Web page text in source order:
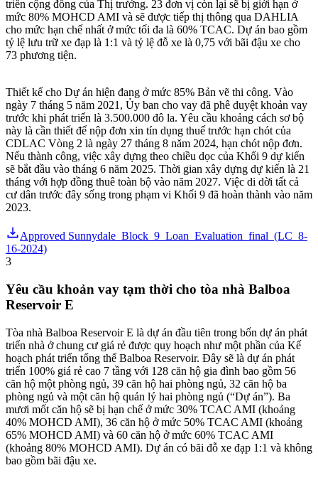
triển cộng đồng của Thị trưởng. 23 đơn vị còn lại sẽ bị giới hạn ở
mức 80% MOHCD AMI và sẽ được tiếp thị thông qua DAHLIA
cho mức hạn chế nhất ở mức tối đa là 60% TCAC. Dự án bao gồm
tỷ lệ lưu trữ xe đạp là 1:1 và tỷ lệ đỗ xe là 0,75 với bãi đậu xe cho
73 phương tiện.
Thiết kế cho Dự án hiện đang ở mức 85% Bản vẽ thi công. Vào
ngày 7 tháng 5 năm 2021, Ủy ban cho vay đã phê duyệt khoản vay
trước khi phát triển là 3.500.000 đô la. Yêu cầu khoảng cách sơ bộ
này là cần thiết để nộp đơn xin tín dụng thuế trước hạn chót của
CDLAC Vòng 2 là ngày 27 tháng 8 năm 2024, hạn chót nộp đơn.
Nếu thành công, việc xây dựng theo chiều dọc của Khối 9 dự kiến
sẽ bắt đầu vào tháng 6 năm 2025. Thời gian xây dựng dự kiến là 21
tháng với hợp đồng thuê toàn bộ vào năm 2027. Việc di dời tất cả
cư dân trước đây sống trong phạm vi Khối 9 đã hoàn thành vào năm
2023.
Approved Sunnydale_Block_9_Loan_Evaluation_final_(LC_8-
16-2024)
3
Yêu cầu khoản vay tạm thời cho tòa nhà Balboa
Reservoir E
Tòa nhà Balboa Reservoir E là dự án đầu tiên trong bốn dự án phát
triển nhà ở chung cư giá rẻ được quy hoạch như một phần của Kế
hoạch phát triển tổng thể Balboa Reservoir. Đây sẽ là dự án phát
triển 100% giá rẻ cao 7 tầng với 128 căn hộ gia đình bao gồm 56
căn hộ một phòng ngủ, 39 căn hộ hai phòng ngủ, 32 căn hộ ba
phòng ngủ và một căn hộ quản lý hai phòng ngủ (“Dự án”). Ba
mươi mốt căn hộ sẽ bị hạn chế ở mức 30% TCAC AMI (khoảng
40% MOHCD AMI), 36 căn hộ ở mức 50% TCAC AMI (khoảng
65% MOHCD AMI) và 60 căn hộ ở mức 60% TCAC AMI
(khoảng 80% MOHCD AMI). Dự án có bãi đỗ xe đạp 1:1 và không
bao gồm bãi đậu xe.